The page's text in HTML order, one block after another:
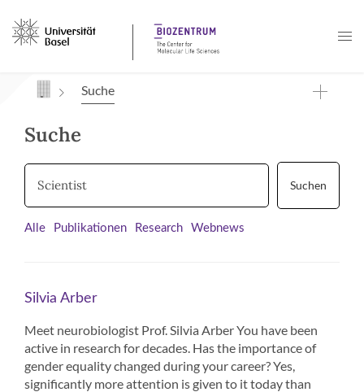
Navigation mit Access Keys
Suche
Suche
Suchen
Alle Publikationen Research Webnews
Silvia Arber
Meet neurobiologist Prof. Silvia Arber You have been
active in research for decades. Has the importance of
gender equality changed during your career? Yes,
significantly more attention is given to it today than